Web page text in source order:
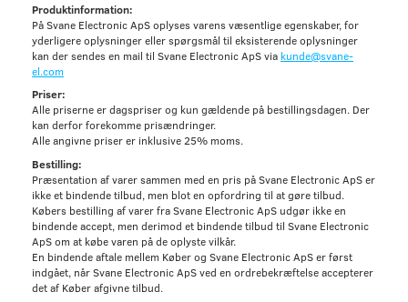
Produktinformation:
På Svane Electronic ApS oplyses varens væsentlige egenskaber, for
yderligere oplysninger eller spørgsmål til eksisterende oplysninger
kan der sendes en mail til Svane Electronic ApS via kunde@svane-
el.com
Priser:
Alle priserne er dagspriser og kun gældende på bestillingsdagen. Der
kan derfor forekomme prisændringer.
Alle angivne priser er inklusive 25% moms.
Bestilling:
Præsentation af varer sammen med en pris på Svane Electronic ApS er
ikke et bindende tilbud, men blot en opfordring til at gøre tilbud.
Købers bestilling af varer fra Svane Electronic ApS udgør ikke en
bindende accept, men derimod et bindende tilbud til Svane Electronic
ApS om at købe varen på de oplyste vilkår.
En bindende aftale mellem Køber og Svane Electronic ApS er først
indgået, når Svane Electronic ApS ved en ordrebekræftelse accepterer
det af Køber afgivne tilbud.